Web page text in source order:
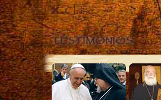
Close
TESTIMONIOS